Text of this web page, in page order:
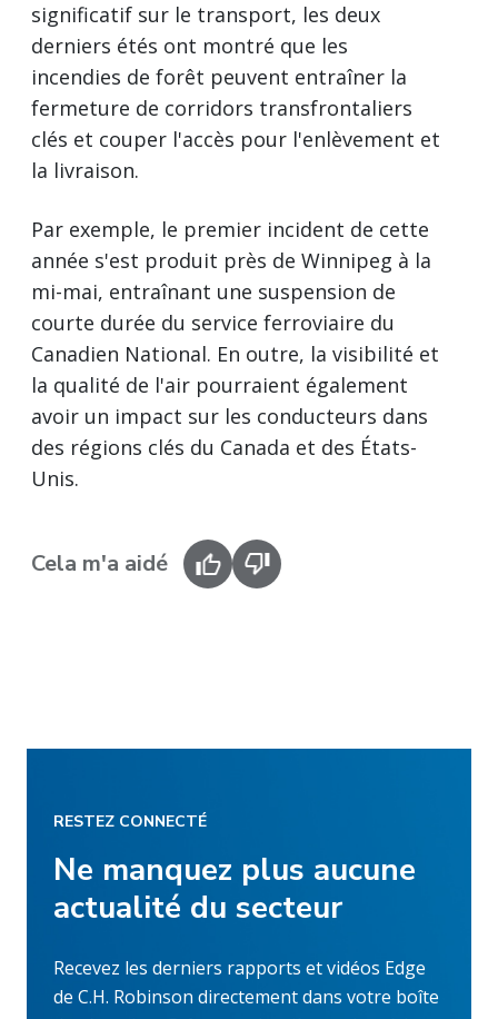
significatif sur le transport, les deux
derniers étés ont montré que les
incendies de forêt peuvent entraîner la
fermeture de corridors transfrontaliers
clés et couper l'accès pour l'enlèvement et
la livraison.
Par exemple, le premier incident de cette
année s'est produit près de Winnipeg à la
mi-mai, entraînant une suspension de
courte durée du service ferroviaire du
Canadien National. En outre, la visibilité et
la qualité de l'air pourraient également
avoir un impact sur les conducteurs dans
des régions clés du Canada et des États-
Unis.
Cela m'a aidé
RESTEZ CONNECTÉ
Ne manquez plus aucune
actualité du secteur
Recevez les derniers rapports et vidéos Edge
de C.H. Robinson directement dans votre boîte